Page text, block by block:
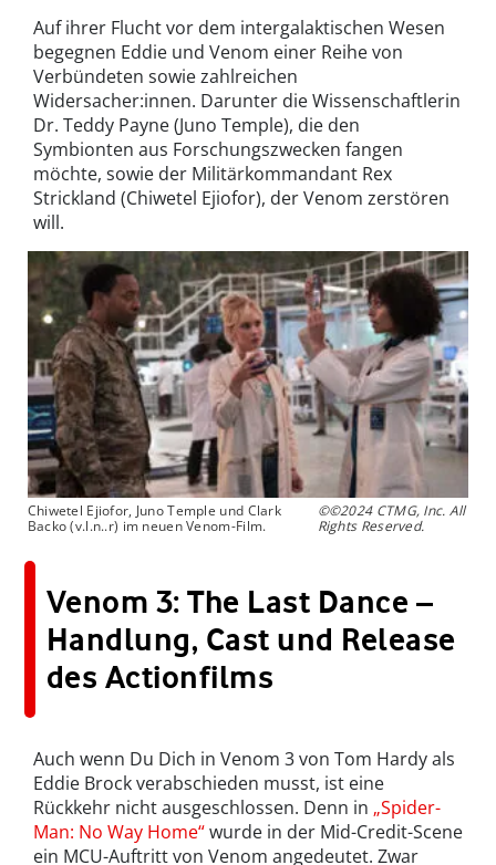
Auf ihrer Flucht vor dem intergalaktischen Wesen
begegnen Eddie und Venom einer Reihe von
Verbündeten sowie zahlreichen
Widersacher:innen. Darunter die Wissenschaftlerin
Dr. Teddy Payne (Juno Temple), die den
Symbionten aus Forschungszwecken fangen
möchte, sowie der Militärkommandant Rex
Strickland (Chiwetel Ejiofor), der Venom zerstören
will.
Chiwetel Ejiofor, Juno Temple und Clark
Backo (v.l.n..r) im neuen Venom-Film.
©©2024 CTMG, Inc. All
Rights Reserved.
Venom 3: The Last Dance –
Handlung, Cast und Release
des Actionfilms
Auch wenn Du Dich in Venom 3 von Tom Hardy als
Eddie Brock verabschieden musst, ist eine
Rückkehr nicht ausgeschlossen. Denn in „Spider-
Man: No Way Home“wurde in der Mid-Credit-Scene
ein MCU-Auftritt von Venom angedeutet. Zwar